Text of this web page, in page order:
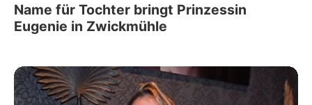
Name für Tochter bringt Prinzessin
Eugenie in Zwickmühle